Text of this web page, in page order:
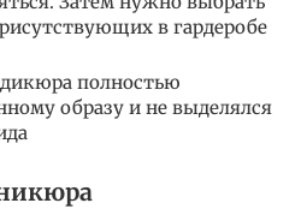
в гардеробе
полностью
образу и не выделялся